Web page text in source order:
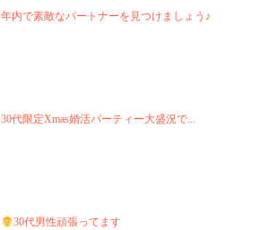
年内で素敵なパートナーを見つけましょう♪
30代限定Xmas婚活パーティー大盛況で...
30代男性頑張ってます